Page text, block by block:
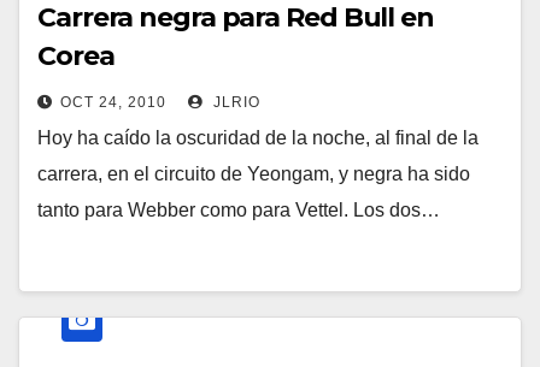
Carrera negra para Red Bull en
Corea
OCT 24, 2010 JLRIO
Hoy ha caído la oscuridad de la noche, al final de la
carrera, en el circuito de Yeongam, y negra ha sido
tanto para Webber como para Vettel. Los dos…